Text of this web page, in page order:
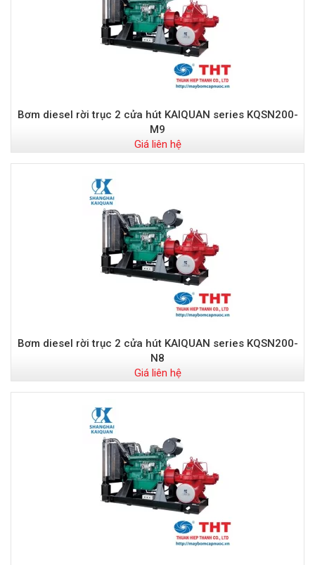
Bơm diesel rời trục 2 cửa hút KAIQUAN series KQSN200-
M9
Giá liên hệ
Bơm diesel rời trục 2 cửa hút KAIQUAN series KQSN200-
N8
Giá liên hệ